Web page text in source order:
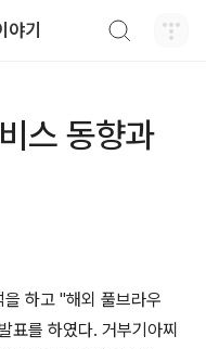
기
스 동향과
을 하고 "해외 풀브라우
표를 하였다. 거부기아찌